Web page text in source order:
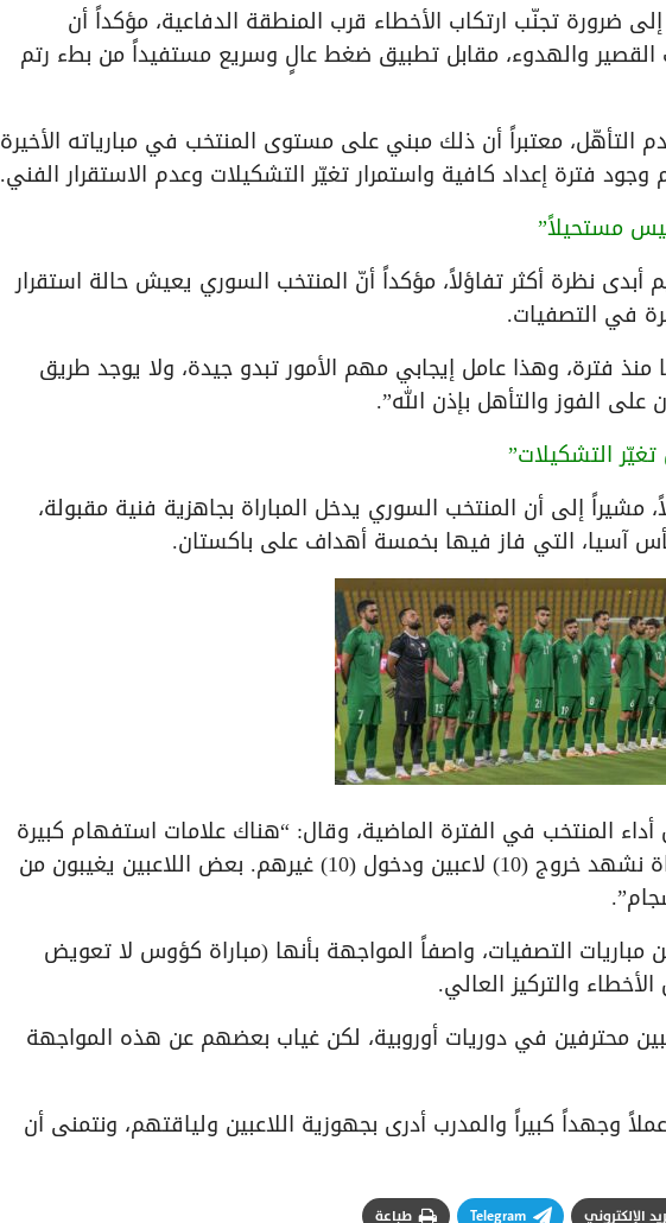
ضرورة تجنّب ارتكاب الأخطاء قرب المنطقة الدفاعية، مؤكداً أن
القصير والهدوء، مقابل تطبيق ضغط عالٍ وسريع مستفيداً من بطء رتم
التأهّل، معتبراً أن ذلك مبني على مستوى المنتخب في مبارياته الأخيرة
فترة إعداد كافية واستمرار تغيّر التشكيلات وعدم الاستقرار الفني.
مستحيلاً”
أبدى نظرة أكثر تفاؤلاً، مؤكداً أنّ المنتخب السوري يعيش حالة استقرار
في التصفيات.
منذ فترة، وهذا عامل إيجابي مهم الأمور تبدو جيدة، ولا يوجد طريق
الفوز والتأهل بإذن الله”.
التشكيلات”
مشيراً إلى أن المنتخب السوري يدخل المباراة بجاهزية فنية مقبولة،
آسيا، التي فاز فيها بخمسة أهداف على باكستان.
المنتخب في الفترة الماضية، وقال: “هناك علامات استفهام كبيرة
حول تغيّر التشكيلة بشكل دائم، كل مباراة نشهد خروج (10) لاعبين ودخول (10) غيرهم. بعض اللاعبين يغيبون من
مباريات التصفيات، واصفاً المواجهة بأنها (مباراة كؤوس لا تعويض
والتركيز العالي.
محترفين في دوريات أوروبية، لكن غياب بعضهم عن هذه المواجهة
وجهداً كبيراً والمدرب أدرى بجهوزية اللاعبين ولياقتهم، ونتمنى أن
الإلكتروني Telegram طباعة